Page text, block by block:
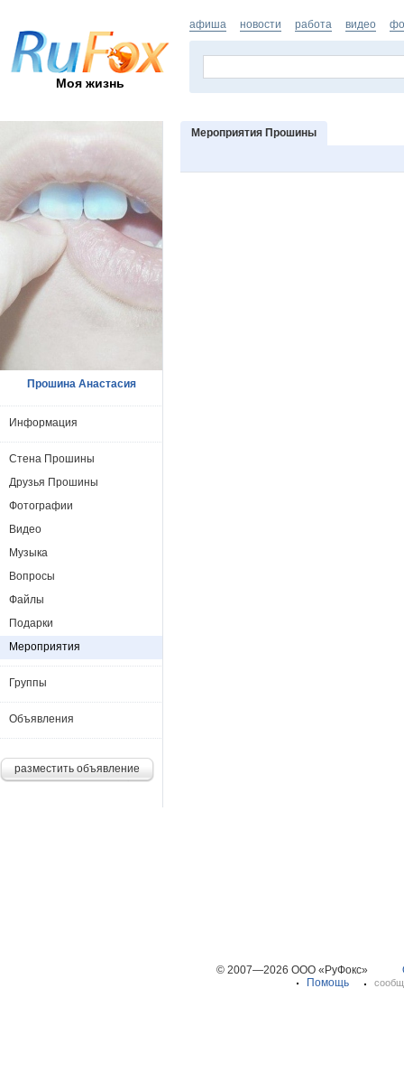
Моя жизнь
афиша новости работа видео
Мероприятия Прошины
Прошина Анастасия
Информация
Стена Прошины
Друзья Прошины
Фотографии
Видео
Музыка
Вопросы
Файлы
Подарки
Мероприятия
Группы
Объявления
разместить объявление
© 2007—2026 ООО «РуФокс»
Помощь